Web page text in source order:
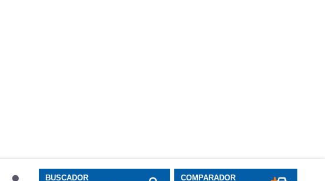
BUSCADOR COMPARADOR